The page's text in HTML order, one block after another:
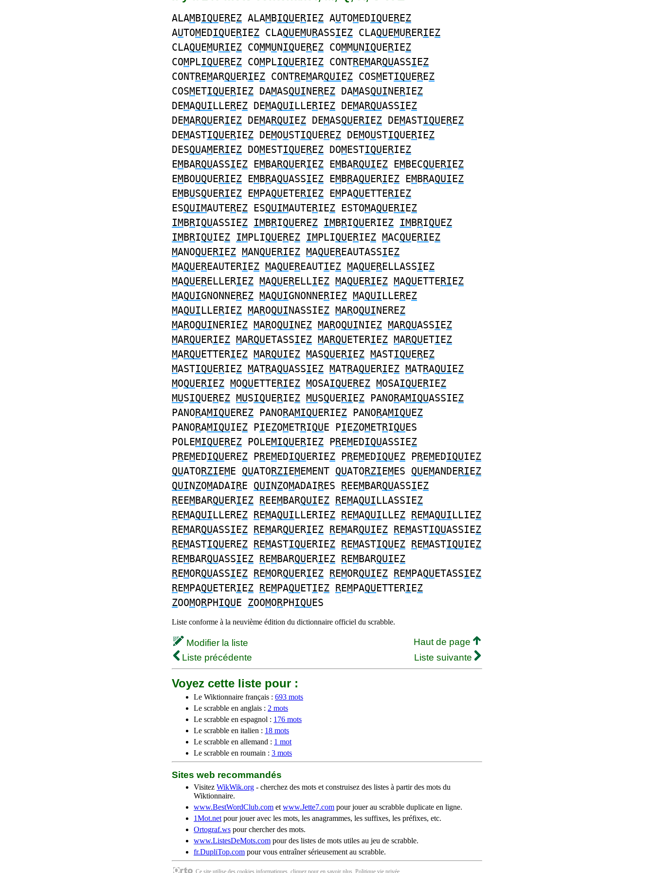
ALAMBIQUEREZ ALAMBIQUERIEZ AUTOMEDIQUEREZ
AUTOMEDIQUERIEZ CLAQUEMURASSIEZ CLAQUEMURERIEZ
CLAQUEMURIEZ COMMUNIQUEREZ COMMUNIQUERIEZ
COMPLIQUEREZ COMPLIQUERIEZ CONTREMARQUASSIEZ
CONTREMARQUERIEZ CONTREMARQUIEZ COSMETIQUEREZ
COSMETIQUERIEZ DAMASQUINEREZ DAMASQUINERIEZ
DEMAQUILLEREZ DEMAQUILLERIEZ DEMARQUASSIEZ
DEMARQUERIEZ DEMARQUIEZ DEMASQUERIEZ DEMASTIQUEREZ
DEMASTIQUERIEZ DEMOUSTIQUEREZ DEMOUSTIQUERIEZ
DESQUAMERIEZ DOMESTIQUEREZ DOMESTIQUERIEZ
EMBARQUASSIEZ EMBARQUERIEZ EMBARQUIEZ EMBECQUERIEZ
EMBOUQUERIEZ EMBRAQUASSIEZ EMBRAQUERIEZ EMBRAQUIEZ
EMBUSQUERIEZ EMPAQUETERIEZ EMPAQUETTERIEZ
ESQUIMAUTEREZ ESQUIMAUTERIEZ ESTOMAQUERIEZ
IMBRIQUASSIEZ IMBRIQUEREZ IMBRIQUERIEZ IMBRIQUEZ
IMBRIQUIEZ IMPLIQUEREZ IMPLIQUERIEZ MACQUERIEZ
MANOQUERIEZ MANQUERIEZ MAQUEREAUTASSIEZ
MAQUEREAUTERIEZ MAQUEREAUTIEZ MAQUERELLASSIEZ
MAQUERELLERIEZ MAQUERELLIEZ MAQUERIEZ MAQUETTERIEZ
MAQUIGNONNEREZ MAQUIGNONNERIEZ MAQUILLEREZ
MAQUILLERIEZ MAROQUINASSIEZ MAROQUINEREZ
MAROQUINERIEZ MAROQUINEZ MAROQUINIEZ MARQUASSIEZ
MARQUERIEZ MARQUETASSIEZ MARQUETERIEZ MARQUETIEZ
MARQUETTERIEZ MARQUIEZ MASQUERIEZ MASTIQUEREZ
MASTIQUERIEZ MATRAQUASSIEZ MATRAQUERIEZ MATRAQUIEZ
MOQUERIEZ MOQUETTERIEZ MOSAIQUEREZ MOSAIQUERIEZ
MUSIQUEREZ MUSIQUERIEZ MUSQUERIEZ PANORAMIQUASSIEZ
PANORAMIQUEREZ PANORAMIQUERIEZ PANORAMIQUEZ
PANORAMIQUIEZ PIEZOMETRIQUE PIEZOMETRIQUES
POLEMIQUEREZ POLEMIQUERIEZ PREMEDIQUASSIEZ
PREMEDIQUEREZ PREMEDIQUERIEZ PREMEDIQUEZ PREMEDIQUIEZ
QUATORZIEME QUATORZIEMEMENT QUATORZIEMES QUEMANDERIEZ
QUINZOMADAIRE QUINZOMADAIRES REEMBARQUASSIEZ
REEMBARQUERIEZ REEMBARQUIEZ REMAQUILLASSIEZ
REMAQUILLEREZ REMAQUILLERIEZ REMAQUILLEZ REMAQUILLIEZ
REMARQUASSIEZ REMARQUERIEZ REMARQUIEZ REMASTIQUASSIEZ
REMASTIQUEREZ REMASTIQUERIEZ REMASTIQUEZ REMASTIQUIEZ
REMBARQUASSIEZ REMBARQUERIEZ REMBARQUIEZ
REMORQUASSIEZ REMORQUERIEZ REMORQUIEZ REMPAQUETASSIEZ
REMPAQUETERIEZ REMPAQUETIEZ REMPAQUETTERIEZ
ZOOMORPHIQUE ZOOMORPHIQUES
Liste conforme à la neuvième édition du dictionnaire officiel du scrabble.
Modifier la liste
Haut de page
Liste précédente
Liste suivante
Voyez cette liste pour :
Le Wiktionnaire français : 693 mots
Le scrabble en anglais : 2 mots
Le scrabble en espagnol : 176 mots
Le scrabble en italien : 18 mots
Le scrabble en allemand : 1 mot
Le scrabble en roumain : 3 mots
Sites web recommandés
Visitez WikWik.org - cherchez des mots et construisez des listes à partir des mots du
Wiktionnaire.
www.BestWordClub.com et www.Jette7.com pour jouer au scrabble duplicate en ligne.
1Mot.net pour jouer avec les mots, les anagrammes, les suffixes, les préfixes, etc.
Ortograf.ws pour chercher des mots.
www.ListesDeMots.com pour des listes de mots utiles au jeu de scrabble.
fr.DupliTop.com pour vous entraîner sérieusement au scrabble.
Ce site utilise des cookies informatiques, cliquez pour en savoir plus . Politique vie privée